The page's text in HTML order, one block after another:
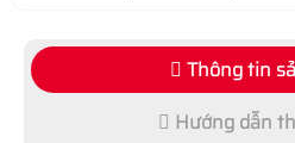
Thông tin
Hướng dẫn